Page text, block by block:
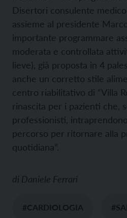
Disertori consulente
assieme al presidente
importante programmare
moderata e controllata
lieve), già proposta in 4
anche un corretto stile
centro riabilitativo di “Villa
rinascita per i pazienti che,
professionisti,
percorso per ritornare alla
quotidiana”.
di Daniele Ferrari
#CARDIOLOGIA